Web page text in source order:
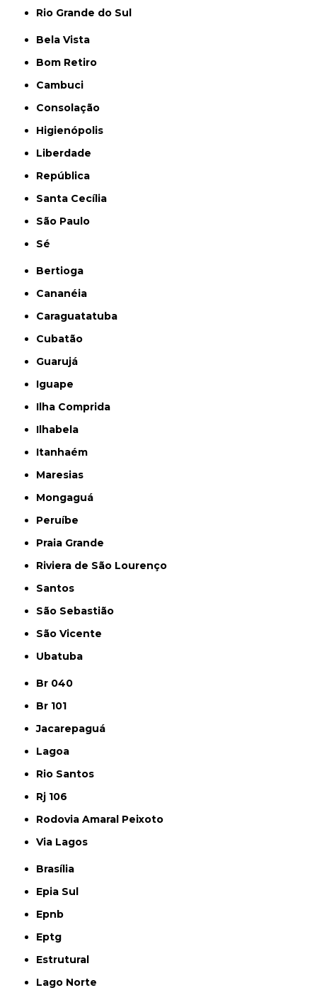
Rio Grande do Sul
Bela Vista
Bom Retiro
Cambuci
Consolação
Higienópolis
Liberdade
República
Santa Cecília
São Paulo
Sé
Bertioga
Cananéia
Caraguatatuba
Cubatão
Guarujá
Iguape
Ilha Comprida
Ilhabela
Itanhaém
Maresias
Mongaguá
Peruíbe
Praia Grande
Riviera de São Lourenço
Santos
São Sebastião
São Vicente
Ubatuba
Br 040
Br 101
Jacarepaguá
Lagoa
Rio Santos
Rj 106
Rodovia Amaral Peixoto
Via Lagos
Brasília
Epia Sul
Epnb
Eptg
Estrutural
Lago Norte